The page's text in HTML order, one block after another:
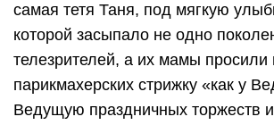
самая тетя Таня, под мягкую
которой засыпало не одно
телезрителей, а их мамы просили
парикмахерских стрижку «как у
Ведущую праздничных торжеств